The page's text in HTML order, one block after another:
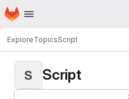
Skip to main content
Homepage
ExploreTopicsScript
S Script